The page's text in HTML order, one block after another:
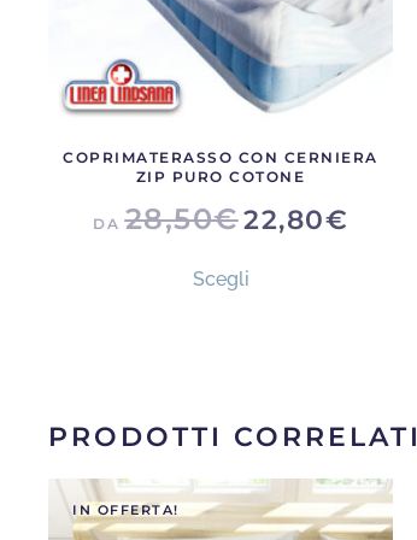
COPRIMATERASSO CON CERNIERA
ZIP PURO COTONE
DA28,50€22,80€
Scegliprodotto
Le
possono
essere
PRODOTTI CORRELATI
IN OFFERTA!